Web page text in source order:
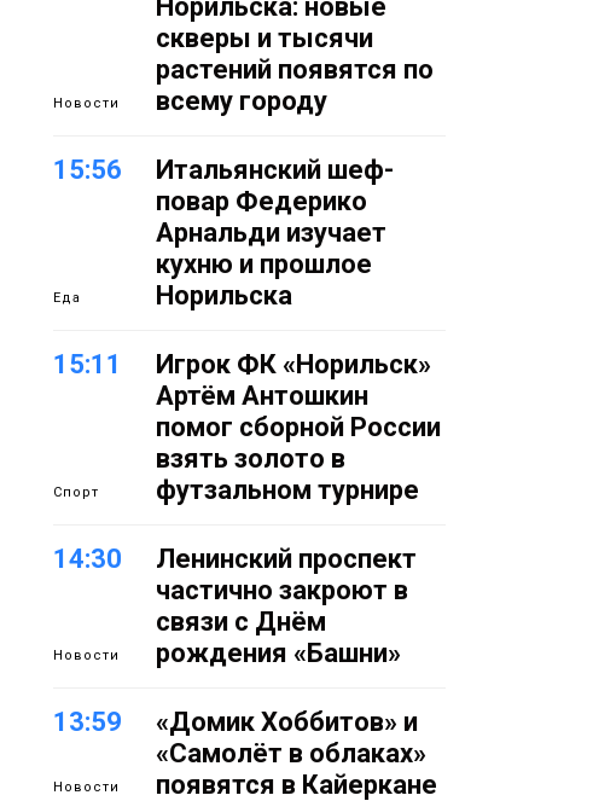
Новости
Норильска: новые
скверы и тысячи
растений появятся по
всему городу
15:56
Еда
Итальянский шеф-
повар Федерико
Арнальди изучает
кухню и прошлое
Норильска
15:11
Спорт
Игрок ФК «Норильск»
Артём Антошкин
помог сборной России
взять золото в
футзальном турнире
14:30
Новости
Ленинский проспект
частично закроют в
связи с Днём
рождения «Башни»
13:59
Новости
«Домик Хоббитов» и
«Самолёт в облаках»
появятся в Кайеркане